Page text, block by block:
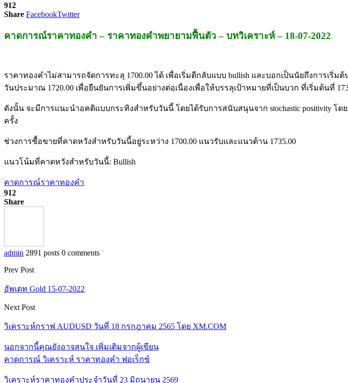
912
Share FacebookTwitter
คาดการณ์ราคาทองคำ – ราคาทองคำพยายามฟื้นตัว – บทวิเคราะห์ – 18-07-2022
ราคาทองคำไม่สามารถจัดการทะลุ 1700.00 ได้ เพื่อเริ่มตีกลับแบบ bullish และบอกเป็นนัยถึงการเริ่
วันประมาณ 1720.00 เพื่อยืนยันการเพิ่มขึ้นอย่างต่อเนื่องเพื่อให้บรรลุเป้าหมายที่เป็นบวก ที่เริ่มต้นที่
ดังนั้น จะมีการแนะนำอคติแบบกระทิงสำหรับวันนี้ โดยได้รับการสนับสนุนจาก stochastic positivity โ
ครั้ง
ช่วงการซื้อขายที่คาดหวังสำหรับวันนี้อยู่ระหว่าง 1700.00 แนวรับและแนวต้าน 1735.00
แนวโน้มที่คาดหวังสำหรับวันนี้: Bullish
คาดการณ์ราคาทองคำ
912
Share
admin 2891 posts 0 comments
Prev Post
อัพเดท Gold 15-07-2022
Next Post
วิเคราะห์กราฟ AUDUSD วันที่ 18 กรกฎาคม 2565 โดย XM.COM
นอกจากนี้คุณยังอาจสนใจ เพิ่มเติมจากผู้เขียน
คาดการณ์ วิเคราะห์ ราคาทองคำ ฟอเร็กซ์
วิเคราะห์ราคาทองคำประจำวันที่ 23 มิถุนายน 2569